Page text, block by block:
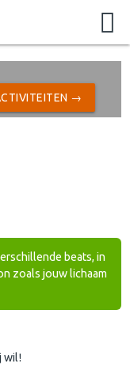
→
beats, in
zoals jouw lichaam
wil!